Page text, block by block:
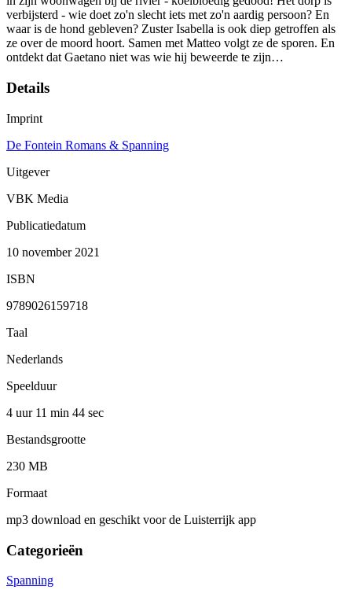
verbijsterd - wie doet zo'n slecht iets met zo'n aardig persoon? En
waar is de hond gebleven? Zuster Isabella is ook diep getroffen als
ze over de moord hoort. Samen met Matteo volgt ze de sporen. En
ontdekt dat Gaetano niet was wie hij beweerde te zijn…
Details
Imprint
De Fontein Romans & Spanning
Uitgever
VBK Media
Publicatiedatum
10 november 2021
ISBN
9789026159718
Taal
Nederlands
Speelduur
4 uur 11 min 44 sec
Bestandsgrootte
230 MB
Formaat
mp3 download en geschikt voor de Luisterrijk app
Categorieën
Spanning